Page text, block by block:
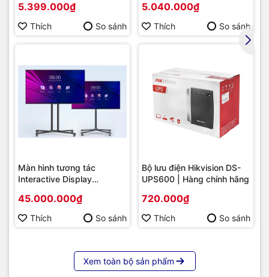
Socket AM4/ VGA
onboard)
5.399.000₫
Thích So sánh
5.040.000₫
Thích So sánh
Màn hình tương tác
Interactive Display
86 | Cấu hình cao cấp |
Hàng chính hãng
45.000.000₫
Thích So sánh
Bộ lưu điện Hikvision DS-
UPS600 | Hàng chính hãng
720.000₫
Thích So sánh
Xem toàn bộ sản phẩm